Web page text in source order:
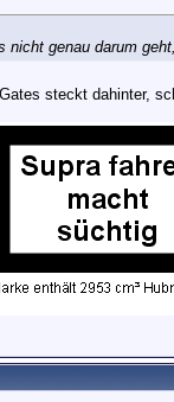
genau darum
steckt dahinter,